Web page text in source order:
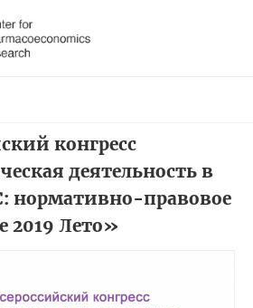
конгресс
деятельность в
нормативно-правовое
2019 Лето»